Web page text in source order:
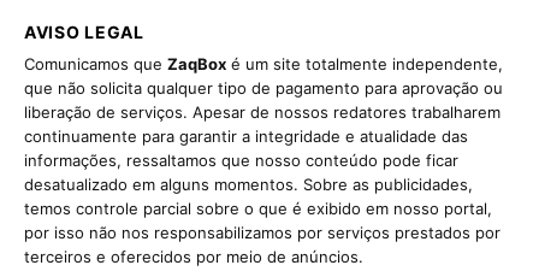
AVISO LEGAL
Comunicamos que ZaqBox é um site totalmente independente,
que não solicita qualquer tipo de pagamento para aprovação ou
liberação de serviços. Apesar de nossos redatores trabalharem
continuamente para garantir a integridade e atualidade das
informações, ressaltamos que nosso conteúdo pode ficar
desatualizado em alguns momentos. Sobre as publicidades,
temos controle parcial sobre o que é exibido em nosso portal,
por isso não nos responsabilizamos por serviços prestados por
terceiros e oferecidos por meio de anúncios.